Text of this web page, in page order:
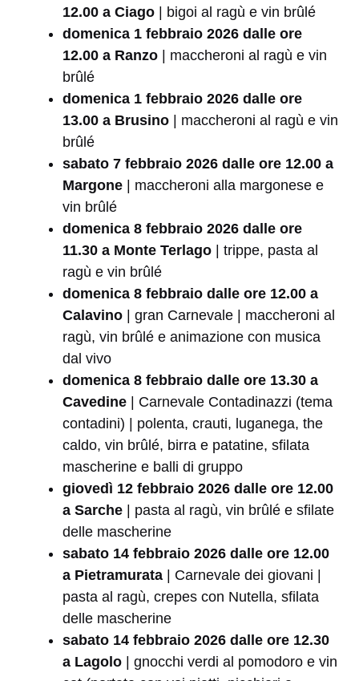
12.00 a Ciago | bigoi al ragù e vin brûlé
domenica 1 febbraio 2026 dalle ore
12.00 a Ranzo | maccheroni al ragù e vin
brûlé
domenica 1 febbraio 2026 dalle ore
13.00 a Brusino | maccheroni al ragù e vin
brûlé
sabato 7 febbraio 2026 dalle ore 12.00 a
Margone | maccheroni alla margonese e
vin brûlé
domenica 8 febbraio 2026 dalle ore
11.30 a Monte Terlago | trippe, pasta al
ragù e vin brûlé
domenica 8 febbraio dalle ore 12.00 a
Calavino
| gran Carnevale | maccheroni al
ragù, vin brûlé e animazione con musica
dal vivo
domenica 8 febbraio dalle ore 13.30 a
Cavedine
| Carnevale Contadinazzi (tema
contadini) | polenta, crauti, luganega, the
caldo, vin brûlé, birra e patatine, sfilata
mascherine e balli di gruppo
giovedì 12 febbraio 2026 dalle ore 12.00
a Sarche | pasta al ragù, vin brûlé e sfilate
delle mascherine
sabato 14 febbraio 2026 dalle ore 12.00
a Pietramurata
| Carnevale dei giovani |
pasta al ragù, crepes con Nutella, sfilata
delle mascherine
sabato 14 febbraio 2026 dalle ore 12.30
a Lagolo | gnocchi verdi al pomodoro e vin